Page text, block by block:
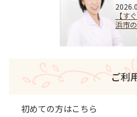
【す
浜市
HPV
き？
な選択
ご利
初めての方はこちら